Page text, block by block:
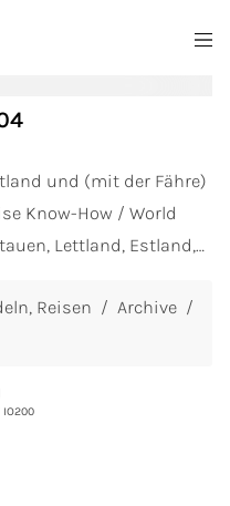
und (mit der Fähre)
Lettland, Estland,
Reisen
Archive
IO200